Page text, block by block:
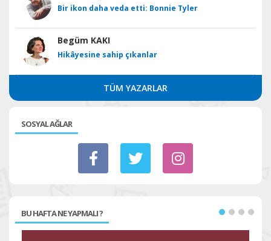
Bir ikon daha veda etti: Bonnie Tyler
Begüm KAKI
Hikâyesine sahip çıkanlar
TÜM YAZARLAR
SOSYAL AĞLAR
BU HAFTA NE YAPMALI ?